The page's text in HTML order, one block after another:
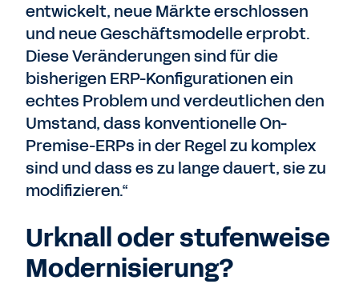
entwickelt, neue Märkte erschlossen
und neue Geschäftsmodelle erprobt.
Diese Veränderungen sind für die
bisherigen ERP-Konfigurationen ein
echtes Problem und verdeutlichen den
Umstand, dass konventionelle On-
Premise-ERPs in der Regel zu komplex
sind und dass es zu lange dauert, sie zu
modifizieren.“
Urknall oder stufenweise
Modernisierung?